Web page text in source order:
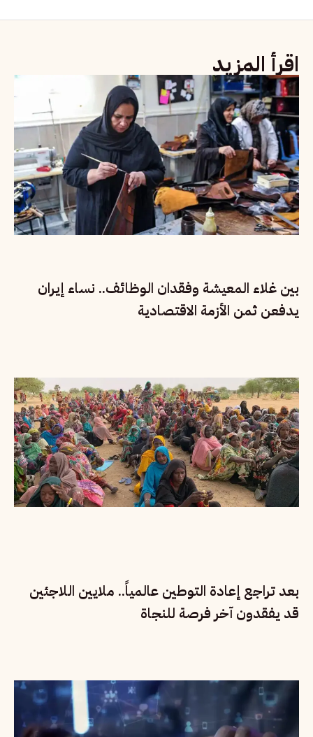
اقرأ المزيد
بين غلاء المعيشة وفقدان الوظائف.. نساء إيران
يدفعن ثمن الأزمة الاقتصادية
بعد تراجع إعادة التوطين عالمياً.. ملايين اللاجئين
قد يفقدون آخر فرصة للنجاة